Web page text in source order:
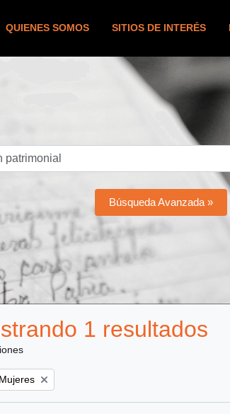
QUIENES SOMOS SITIOS DE INTERÉS
Búsqueda Avanzada »
1 resultados
Remove filter:
Mujeres